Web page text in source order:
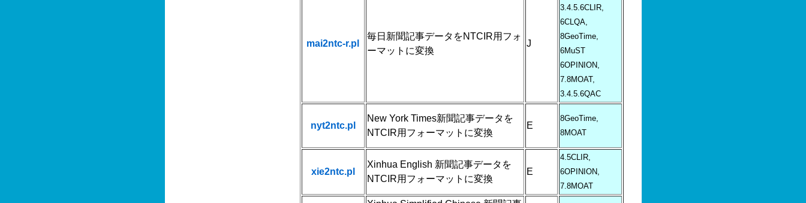
mai2ntc-r.pl
毎日新聞記事データをNTCIR用フォ
ーマットに変換
J
3.4.5.6CLIR,
6CLQA,
8GeoTime,
6MuST
6OPINION,
7.8MOAT,
3.4.5.6QAC
nyt2ntc.pl
New York Times新聞記事データを
NTCIR用フォーマットに変換
E
8GeoTime,
8MOAT
xie2ntc.pl
Xinhua English 新聞記事データを
NTCIR用フォーマットに変換
E
4.5CLIR,
6OPINION,
7.8MOAT